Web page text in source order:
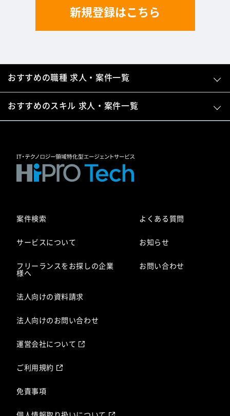
新規登録はこちら
おすすめの職種 求人・案件一覧
おすすめのスキル 求人・案件一覧
案件検索
サービスについて
フリーランスをお探しの企業
様へ
法人向けの資料請求
法人向けのお問い合わせ
よくある質問
お知らせ
お問い合わせ
運営会社について
ご利用規約
免責事項